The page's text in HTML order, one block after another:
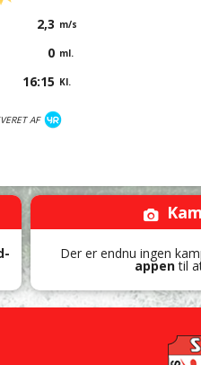
2,3 m/s
0 ml.
16:15 Kl.
AF
Der er endnu ingen
appentil